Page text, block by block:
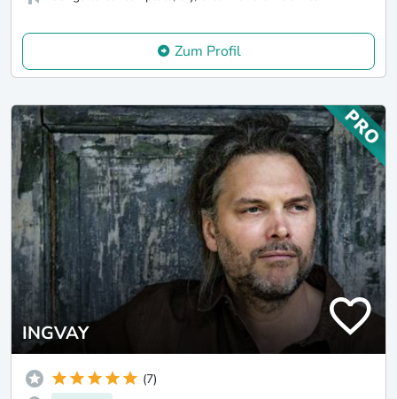
Zum Profil
INGVAY
(7)